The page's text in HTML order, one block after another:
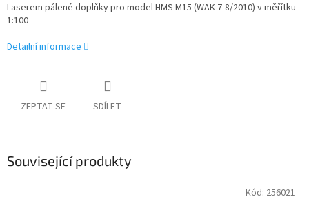
Laserem pálené doplňky pro model HMS M15 (WAK 7-8/2010) v měřítku
1:100
Detailní informace
ZEPTAT SE SDÍLET
Související produkty
Kód: 256021